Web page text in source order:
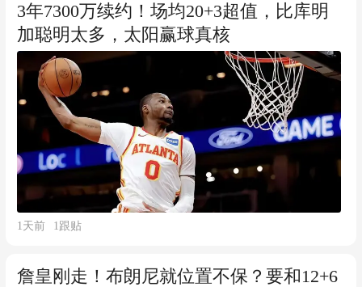
3年7300万续约！场均20+3超值，比库明
加聪明太多，太阳赢球真核
1天前 1跟贴
詹皇刚走！布朗尼就位置不保？要和12+6